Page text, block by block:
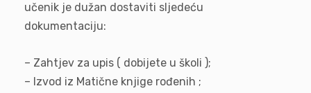
učenik je dužan dostaviti sljedeću
dokumentaciju:
– Zahtjev za upis ( dobijete u školi );
– Izvod iz Matične knjige rođenih ;